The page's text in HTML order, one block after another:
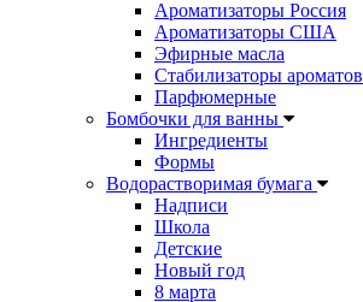
Ароматизаторы Россия
Ароматизаторы США
Эфирные масла
Стабилизаторы ароматов
Парфюмерные
Бомбочки для ванны
Ингредиенты
Формы
Водорастворимая бумага
Надписи
Школа
Детские
Новый год
8 марта